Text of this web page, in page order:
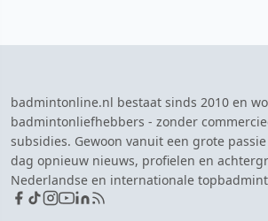
badmintonline.nl bestaat sinds 2010 en
badmintonliefhebbers - zonder
subsidies. Gewoon vanuit een grote
dag opnieuw nieuws, profielen en
Nederlandse en internationale